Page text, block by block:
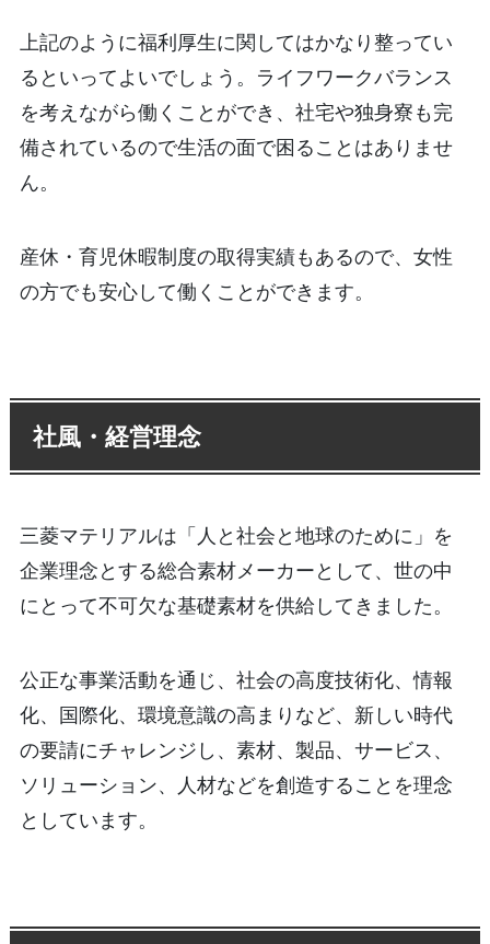
上記のように福利厚生に関してはかなり整ってい
るといってよいでしょう。ライフワークバランス
を考えながら働くことができ、社宅や独身寮も完
備されているので生活の面で困ることはありませ
ん。
産休・育児休暇制度の取得実績もあるので、女性
の方でも安心して働くことができます。
社風・経営理念
三菱マテリアルは「人と社会と地球のために」を
企業理念とする総合素材メーカーとして、世の中
にとって不可欠な基礎素材を供給してきました。
公正な事業活動を通じ、社会の高度技術化、情報
化、国際化、環境意識の高まりなど、新しい時代
の要請にチャレンジし、素材、製品、サービス、
ソリューション、人材などを創造することを理念
としています。